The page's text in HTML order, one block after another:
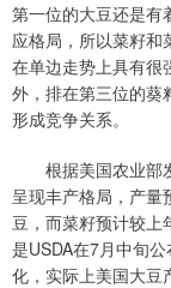
第一位的大豆还是有
应格局，所以菜籽和
在单边走势上具有很
外，排在第三位的葵
形成竞争关系。
根据美国农业部
呈现丰产格局，产
豆，而菜籽预计较上
是USDA在7月中旬
化，实际上美国大豆